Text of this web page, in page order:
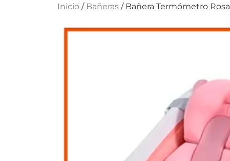
Inicio / Bañeras / Bañera Termómetro Rosa